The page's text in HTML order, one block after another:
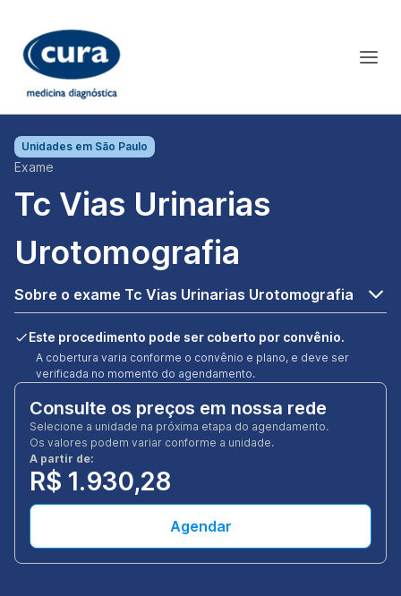
Unidades em São Paulo
Exame
Tc Vias Urinarias
Urotomografia
Sobre o exame Tc Vias Urinarias Urotomografia
Este procedimento pode ser coberto por convênio.
A cobertura varia conforme o convênio e plano, e deve ser
verificada no momento do agendamento.
Consulte os preços em nossa rede
Selecione a unidade na próxima etapa do agendamento.
Os valores podem variar conforme a unidade.
A partir de:
R$ 1.930,28
Agendar